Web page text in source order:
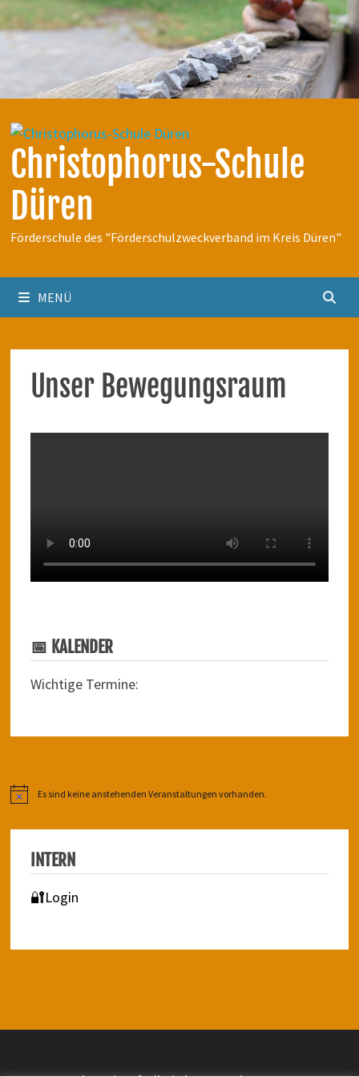
Zum
Inhalt
Christophorus-Schule
Düren
Förderschule des "Förderschulzweckverband im Kreis Düren"
MENÜ
Unser Bewegungsraum
📅 KALENDER
Wichtige Termine:
HinweisEs sind keine anstehenden Veranstaltungen vorhanden.
INTERN
🔐Login